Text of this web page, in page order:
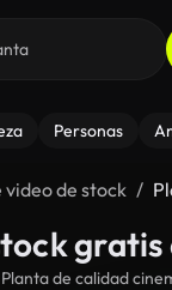
Personas
video de stock
gratis
de calidad